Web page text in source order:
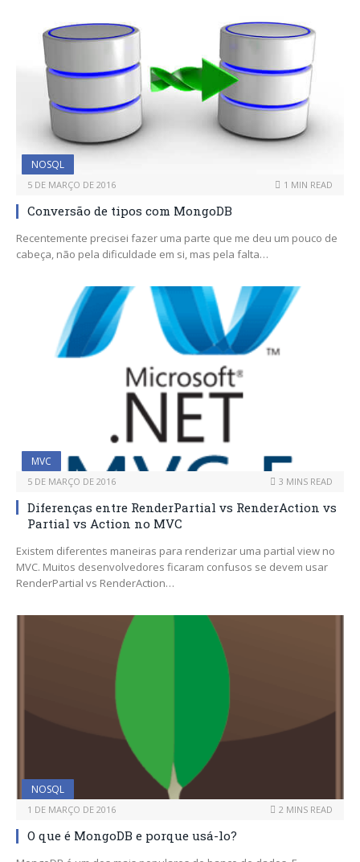
NOSQL
5 DE MARÇO DE 2016 1 MIN READ
Conversão de tipos com MongoDB
Recentemente precisei fazer uma parte que me deu um pouco de
cabeça, não pela dificuldade em si, mas pela falta…
MVC
5 DE MARÇO DE 2016 3 MINS READ
Diferenças entre RenderPartial vs RenderAction vs
Partial vs Action no MVC
Existem diferentes maneiras para renderizar uma partial view no
MVC. Muitos desenvolvedores ficaram confusos se devem usar
RenderPartial vs RenderAction…
NOSQL
1 DE MARÇO DE 2016 2 MINS READ
O que é MongoDB e porque usá-lo?